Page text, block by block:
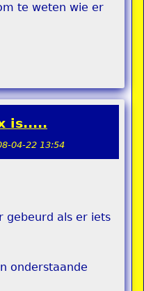
te weten wie er
is.....
04-22 13:54
gebeurd als er iets
onderstaande